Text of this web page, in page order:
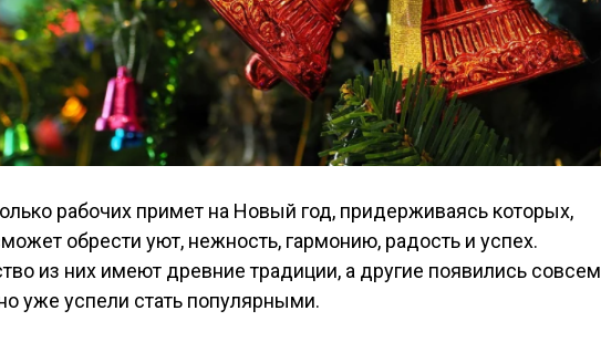
рабочих примет на Новый год, придерживаясь которых,
обрести уют, нежность, гармонию, радость и успех.
из них имеют древние традиции, а другие появились совсем
уже успели стать популярными.